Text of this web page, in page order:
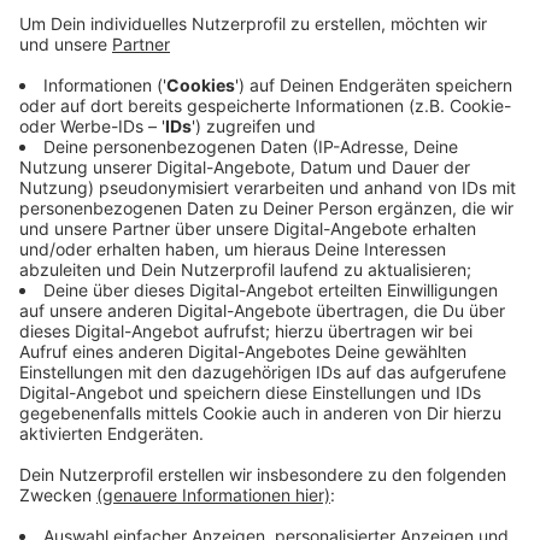
Bundesbahndirektion ist einfach zu wichtig, sagt
Klaus Lüdemann von den Grünen: "Bei dieser
bedeutenden Immobilie darf man nicht einfach
sagen, 'das ist privat'. Da muss die Stadt mit dem
Eigentümer reden." Auch falls sich Investor Clees,
dem die alte Bundesbahndirektion gehört, mit den
WSW einigt, soll die Stadtverwaltung aktiv werden.
Dann soll sie helfen, ein Gesamtkonzept für das
Gebäude zu entwickeln.
Veröffentlicht:Dienstag, 09.07.2019 09:34
Anzeige